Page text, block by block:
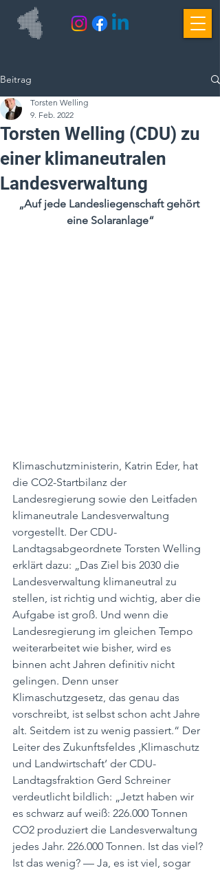
Beitrag
Torsten Welling (CDU) zu
einer klimaneutralen
Landesverwaltung
Torsten Welling
9. Feb. 2022
„Auf jede Landesliegenschaft gehört
eine Solaranlage“
Klimaschutzministerin, Katrin Eder, hat
die CO2-Startbilanz der
Landesregierung sowie den Leitfaden
klimaneutrale Landesverwaltung
vorgestellt. Der CDU-
Landtagsabgeordnete Torsten Welling
erklärt dazu: „Das Ziel bis 2030 die
Landesverwaltung klimaneutral zu
stellen, ist richtig und wichtig, aber die
Aufgabe ist groß. Und wenn die
Landesregierung im gleichen Tempo
weiterarbeitet wie bisher, wird es
binnen acht Jahren definitiv nicht
gelingen. Denn unser
Klimaschutzgesetz, das genau das
vorschreibt, ist selbst schon acht Jahre
alt. Seitdem ist zu wenig passiert.“ Der
Leiter des Zukunftsfeldes ‚Klimaschutz
und Landwirtschaft‘ der CDU-
Landtagsfraktion Gerd Schreiner
verdeutlicht bildlich: „Jetzt haben wir
es schwarz auf weiß: 226.000 Tonnen
CO2 produziert die Landesverwaltung
jedes Jahr. 226.000 Tonnen. Ist das viel?
Ist das wenig? — Ja, es ist viel, sogar